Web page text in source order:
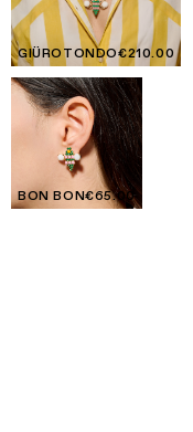
GIÜROTONDO€210.00
BON BON€65.00